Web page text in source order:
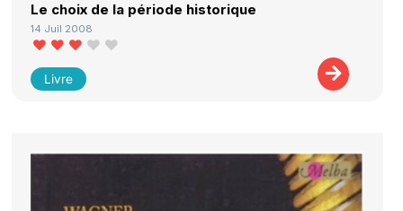
Le choix de la période historique
14 Juil 2008
Livre